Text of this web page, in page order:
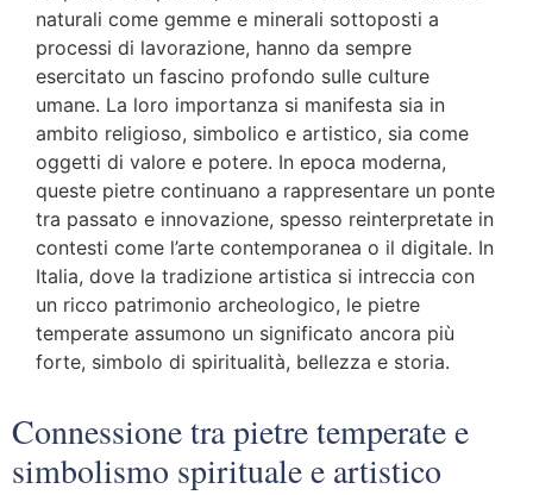
naturali come gemme e minerali sottoposti a
processi di lavorazione, hanno da sempre
esercitato un fascino profondo sulle culture
umane. La loro importanza si manifesta sia in
ambito religioso, simbolico e artistico, sia come
oggetti di valore e potere. In epoca moderna,
queste pietre continuano a rappresentare un ponte
tra passato e innovazione, spesso reinterpretate in
contesti come l’arte contemporanea o il digitale. In
Italia, dove la tradizione artistica si intreccia con
un ricco patrimonio archeologico, le pietre
temperate assumono un significato ancora più
forte, simbolo di spiritualità, bellezza e storia.
Connessione tra pietre temperate e
simbolismo spirituale e artistico